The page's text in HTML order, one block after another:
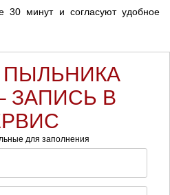
30 минут и согласуют удобное
ЗАПИСЬ В
для заполнения